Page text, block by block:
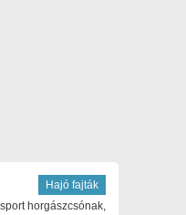
Hajó fajták
horgászcsónak,